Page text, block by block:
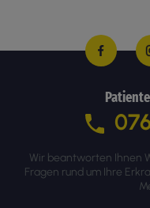
Wir beantworten Ihnen
Fragen rund um Ihre